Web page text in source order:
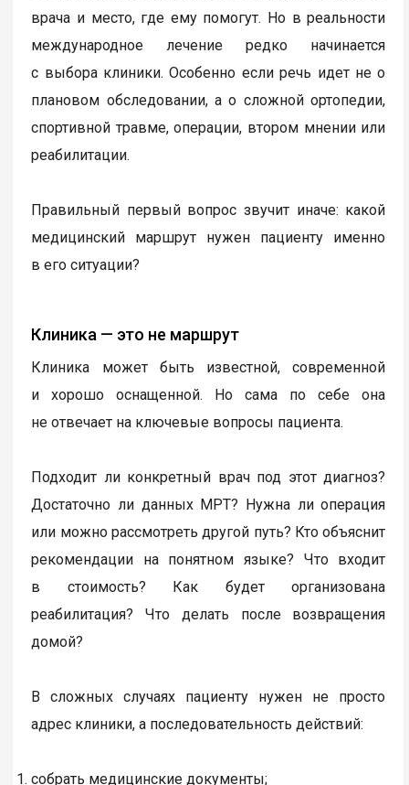
врача и место, где ему помогут. Но в реальности
международное лечение редко начинается
с выбора клиники. Особенно если речь идет не о
плановом обследовании, а о сложной ортопедии,
спортивной травме, операции, втором мнении или
реабилитации.
Правильный первый вопрос звучит иначе: какой
медицинский маршрут нужен пациенту именно
в его ситуации?
Клиника — это не маршрут
Клиника может быть известной, современной
и хорошо оснащенной. Но сама по себе она
не отвечает на ключевые вопросы пациента.
Подходит ли конкретный врач под этот диагноз?
Достаточно ли данных МРТ? Нужна ли операция
или можно рассмотреть другой путь? Кто объяснит
рекомендации на понятном языке? Что входит
в стоимость? Как будет организована
реабилитация? Что делать после возвращения
домой?
В сложных случаях пациенту нужен не просто
адрес клиники, а последовательность действий:
собрать медицинские документы;